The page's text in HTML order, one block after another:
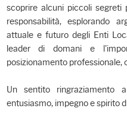
scoprire alcuni piccoli
responsabilità, esplorando
attuale e futuro degli Enti
leader di domani e
posizionamento professionale,
Un sentito
entusiasmo, impegno e spirito